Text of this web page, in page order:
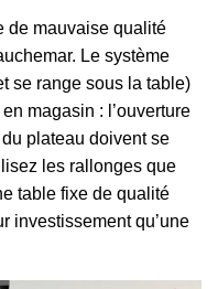
de mauvaise qualité
Le système
se range sous la table)
magasin : l’ouverture
plateau doivent se
les rallonges que
table fixe de qualité
investissement qu’une